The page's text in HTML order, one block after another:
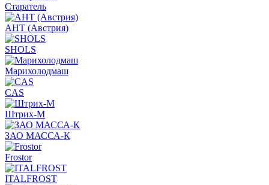
Старатель
АНТ (Австрия)
SHOLS
Марихолодмаш
CAS
Штрих-М
ЗАО МАССА-К
Frostor
ITALFROST